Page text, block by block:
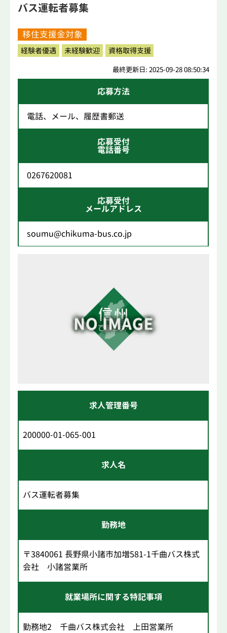
バス運転者募集
移住支援金対象
経験者優遇 未経験歓迎 資格取得支援
最終更新日: 2025-09-28 08:50:34
応募方法
電話、メール、履歴書郵送
応募受付
電話番号
0267620081
応募受付
メールアドレス
soumu@chikuma-bus.co.jp
求人管理番号
200000-01-065-001
求人名
バス運転者募集
勤務地
〒3840061 長野県小諸市加増581-1千曲バス株式
会社 小諸営業所
就業場所に関する特記事項
勤務地2 千曲バス株式会社 上田営業所